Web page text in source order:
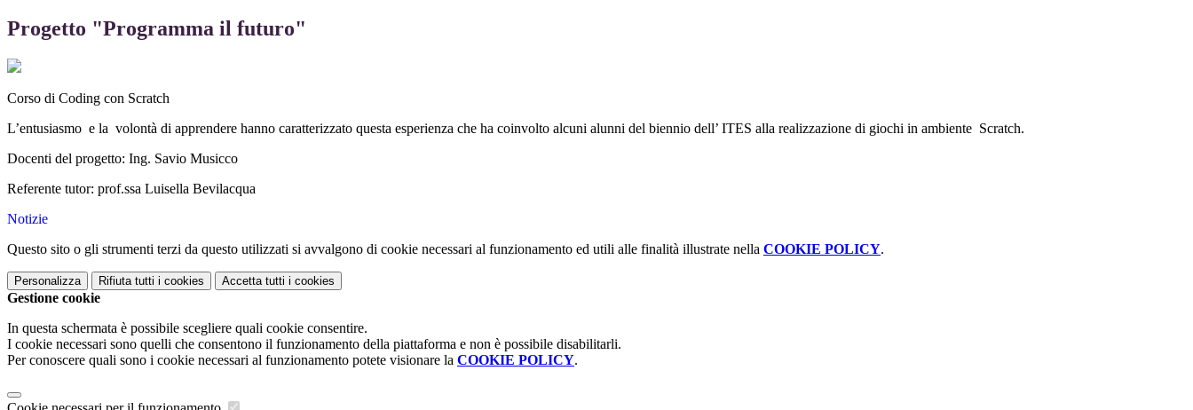
Progetto "Programma il futuro"
Corso di Coding con Scratch
L’entusiasmo e la volontà di apprendere hanno caratterizzato questa esperienza che ha coinvolto alcuni alunni del biennio dell’ ITES alla realizzazione di giochi in ambiente Scratch.
Docenti del progetto: Ing. Savio Musicco
Referente tutor: prof.ssa Luisella Bevilacqua
Notizie
Questo sito o gli strumenti terzi da questo utilizzati si avvalgono di cookie necessari al funzionamento ed utili alle finalità illustrate nella COOKIE POLICY.
Personalizza Rifiuta tutti i cookies Accetta tutti i cookies
Gestione cookie
In questa schermata è possibile scegliere quali cookie consentire.
I cookie necessari sono quelli che consentono il funzionamento della piattaforma e non è possibile disabilitarli.
Per conoscere quali sono i cookie necessari al funzionamento potete visionare la COOKIE POLICY.